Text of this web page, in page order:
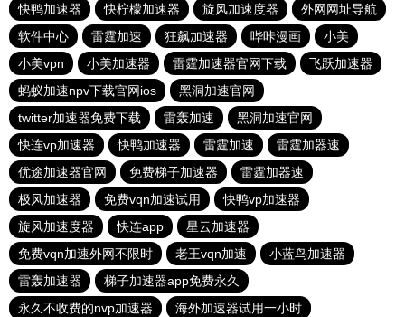
快鸭加速器
快柠檬加速器 旋风加速度器
外网网址导航
软件中心
雷霆加速 狂飙加速器 哔咔漫画
小美
小美vpn
小美加速器 雷霆加速器官网下载
飞跃加速器
蚂蚁加速npv下载官网ios
黑洞加速官网
twitter加速器免费下载
雷轰加速
黑洞加速官网
快连vp加速器
快鸭加速器 雷霆加速
雷霆加器速
优途加速器官网
免费梯子加速器
雷霆加器速
极风加速器
免费vqn加速试用
快鸭vp加速器
旋风加速度器
快连app
星云加速器
免费vqn加速外网不限时
老王vqn加速
小蓝鸟加速器
雷轰加速器
梯子加速器app免费永久
永久不收费的nvp加速器
海外加速器试用一小时